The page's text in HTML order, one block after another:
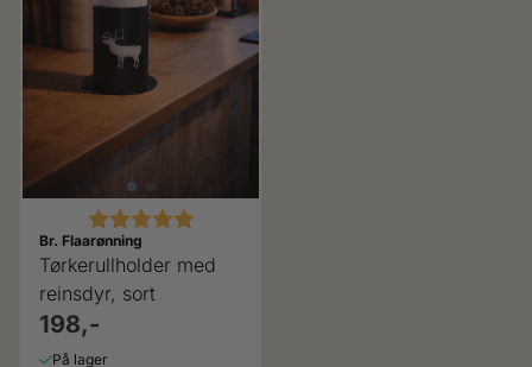
Karakter: 5.0 av 5 mulige
Br. Flaarønning
Tørkerullholder med
reinsdyr, sort
198,-
På lager